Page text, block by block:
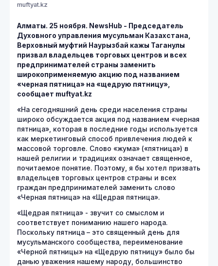
muftyat.kz
Алматы. 25 ноября. NewsHub - Председатель
Духовного управления мусульман Казахстана,
Верховный муфтий Наурызбай кажы Таганулы
призвал владельцев торговых центров и всех
предпринимателей страны заменить
широкоприменяемую акцию под названием
«черная пятница» на «щедрую пятницу»,
сообщает muftyat.kz
«На сегодняшний день среди населения страны
широко обсуждается акция под названием «черная
пятница», которая в последние годы используется
как меркетинговый способ привлечения людей к
массовой торговле. Слово «жума» («пятница») в
нашей религии и традициях означает священное,
почитаемое понятие. Поэтому, я бы хотел призвать
владельцев торговых центров страны и всех
граждан предпринимателей заменить слово
«Черная пятница» на «Щедрая пятница».
«Щедрая пятница» - звучит со смыслом и
соответствует пониманию нашего народа.
Поскольку пятница – это священный день для
мусульманского сообщества, переименование
«Черной пятницы» на «Щедрую пятницу» было бы
данью уважения нашему народу, большинство